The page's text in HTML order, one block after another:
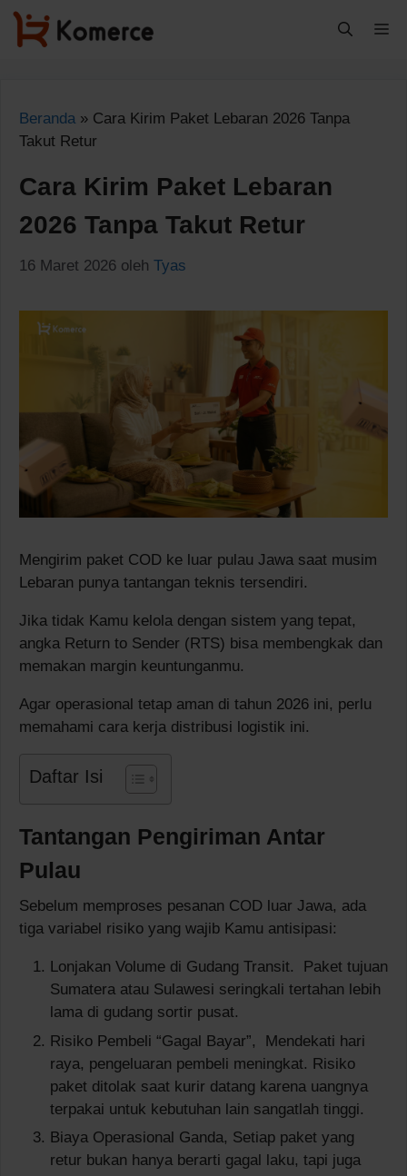
Langsung
Beranda » Cara Kirim Paket Lebaran 2026 Tanpa
Takut Retur
Cara Kirim Paket Lebaran
2026 Tanpa Takut Retur
16 Maret 2026 oleh Tyas
Mengirim paket COD ke luar pulau Jawa saat musim
Lebaran punya tantangan teknis tersendiri.
Jika tidak Kamu kelola dengan sistem yang tepat,
angka Return to Sender (RTS) bisa membengkak dan
memakan margin keuntunganmu.
Agar operasional tetap aman di tahun 2026 ini, perlu
memahami cara kerja distribusi logistik ini.
Daftar Isi
Tantangan Pengiriman Antar
Pulau
Sebelum memproses pesanan COD luar Jawa, ada
tiga variabel risiko yang wajib Kamu antisipasi:
Lonjakan Volume di Gudang Transit. Paket tujuan
Sumatera atau Sulawesi seringkali tertahan lebih
lama di gudang sortir pusat.
Risiko Pembeli “Gagal Bayar”, Mendekati hari
raya, pengeluaran pembeli meningkat. Risiko
paket ditolak saat kurir datang karena uangnya
terpakai untuk kebutuhan lain sangatlah tinggi.
Biaya Operasional Ganda, Setiap paket yang
retur bukan hanya berarti gagal laku, tapi juga